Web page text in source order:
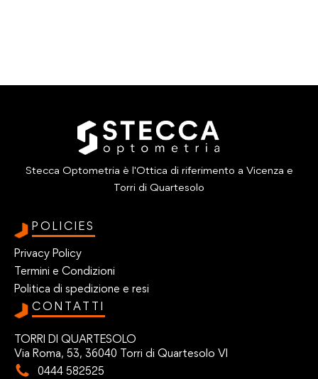
Stecca Optometria è l'Ottica di riferimento a Vicenza e
Torri di Quartesolo
POLICIES
Privacy Policy
Termini e Condizioni
Politica di spedizione e resi
CONTATTI
TORRI DI QUARTESOLO
Via Roma, 53, 36040 Torri di Quartesolo VI
0444 582525